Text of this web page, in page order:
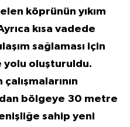
köprünün yıkım
kısa vadede
sağlaması için
yolu oluşturuldu.
bölgeye 30 metre
sahip yeni